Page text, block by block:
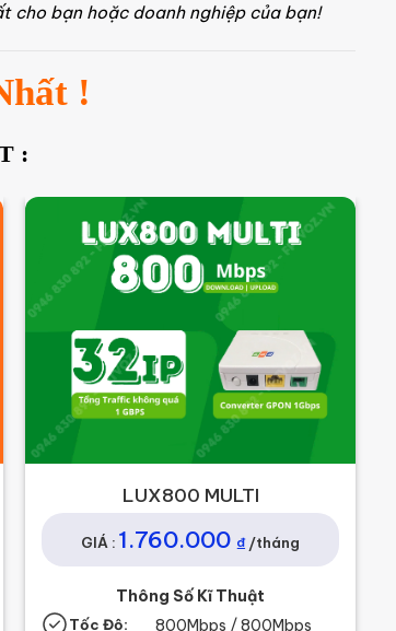
cho bạn hoặc doanh nghiệp của bạn!
!
:
LUX800 MULTI
GIÁ : 1.760.000 ₫ /tháng
Thông Số Kĩ Thuật
Tốc Độ: 800Mbps / 800Mbps